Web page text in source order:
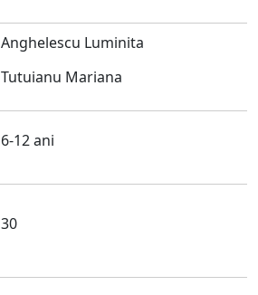
Anghelescu Luminita
Tutuianu Mariana
6-12 ani
30